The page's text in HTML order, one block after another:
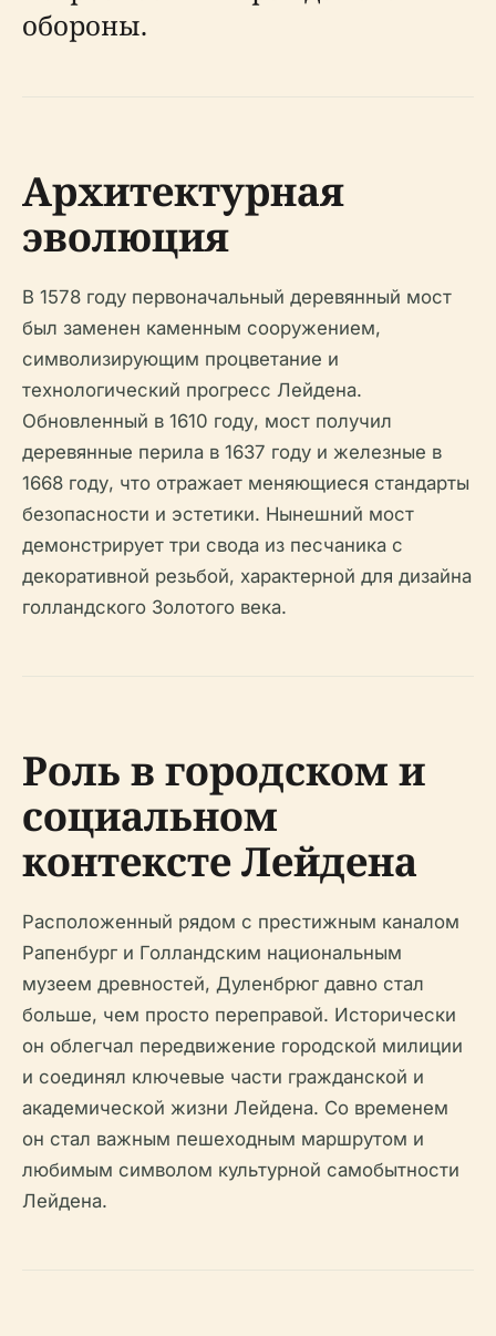
обороны.
Архитектурная
эволюция
В 1578 году первоначальный деревянный мост
был заменен каменным сооружением,
символизирующим процветание и
технологический прогресс Лейдена.
Обновленный в 1610 году, мост получил
деревянные перила в 1637 году и железные в
1668 году, что отражает меняющиеся стандарты
безопасности и эстетики. Нынешний мост
демонстрирует три свода из песчаника с
декоративной резьбой, характерной для дизайна
голландского Золотого века.
Роль в городском и
социальном
контексте Лейдена
Расположенный рядом с престижным каналом
Рапенбург и Голландским национальным
музеем древностей, Дуленбрюг давно стал
больше, чем просто переправой. Исторически
он облегчал передвижение городской милиции
и соединял ключевые части гражданской и
академической жизни Лейдена. Со временем
он стал важным пешеходным маршрутом и
любимым символом культурной самобытности
Лейдена.